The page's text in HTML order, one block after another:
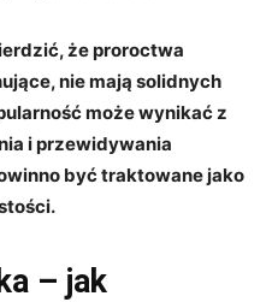
że proroctwa
nie mają solidnych
może wynikać z
i przewidywania
być traktowane jako
‌– jak